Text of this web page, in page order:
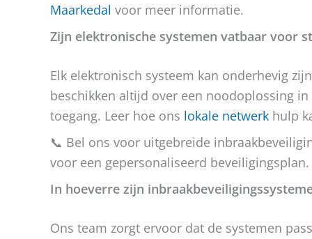
Maarkedal voor meer informatie.
Zijn elektronische systemen vatbaar voor
Elk elektronisch systeem kan onderhevig
beschikken altijd over een noodoplossing
toegang. Leer hoe ons lokale netwerk hulp
📞 Bel ons voor uitgebreide
voor een gepersonaliseerd beveiligingsplan.
In hoeverre zijn
Ons team zorgt ervoor dat de systemen